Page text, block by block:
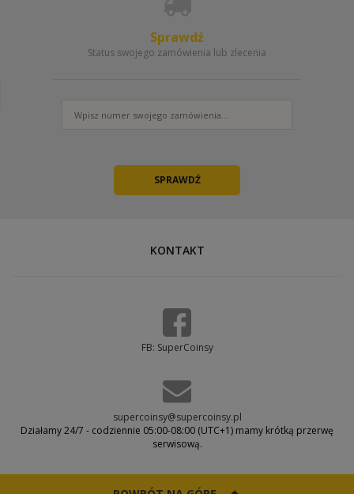
Sprawdź
Status swojego zamówienia lub zlecenia
KONTAKT
FB: SuperCoinsy
supercoinsy@supercoinsy.pl
Działamy 24/7 - codziennie 05:00-08:00 (UTC+1) mamy krótką przerwę
serwisową.